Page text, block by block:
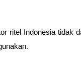
ritel Indonesia tidak